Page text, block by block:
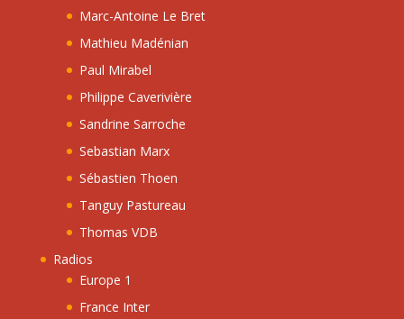
Marc-Antoine Le Bret
Mathieu Madénian
Paul Mirabel
Philippe Caverivière
Sandrine Sarroche
Sebastian Marx
Sébastien Thoen
Tanguy Pastureau
Thomas VDB
Radios
Europe 1
France Inter